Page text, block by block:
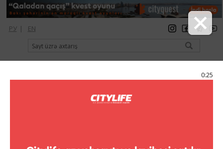
0:25
РУ | EN
qeydiyyat giriş Citylife Magazine